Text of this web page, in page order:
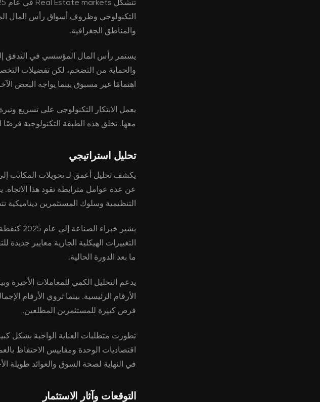
التكنولوجي وظروف أسواق رأس المال
والمناطق الجغرافية.
يستمر رأس المال المؤسسي في التدفق
والحماية من التضخم، لكن تفضيلات
اهتمامًا غير مسبوق بينما يواجه البعض
يعمل الابتكار التكنولوجي على تسريع
معها. تخلق هذه الطبقة التكنولوجية فرصًا
تحليل استراتيجي
يكشف تحليل أعمق لـ تحويلات المكاتب
عن عدة عوامل مترابطة تقود هذا
التنظيمية وسلوك المستثمرين ديناميكية
يشير
التغييرات الهيكلية الجارية معايير
ما بعد الدورة الحالية.
يدعم التحليل الكمي للمعاملات الأخيرة
الأرقام الرئيسية. بينما تروي الأرقام
فرص كبيرة للمستثمرين المطلعين.
تطورت متطلبات العناية الواجبة بشكل
اقتصاديات الوحدة ومقاييس الاحتفاظ
في النهاية لصحة السوق والعوائد طويلة
التوقعات وآثار الاستثمار